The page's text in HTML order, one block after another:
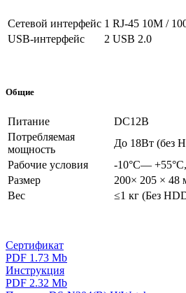
Сетевой интерфейс 1 RJ-45 10M /
USB-интерфейс
2 USB 2.0
Общие
Питание
DC12В
Потребляемая
мощность
До 18Вт (без
Рабочие условия
-10°C—
Размер
200× 205 × 48
Вес
≤1 кг (Без
Сертификат
PDF 1.73 Mb
Инструкция
PDF 2.32 Mb